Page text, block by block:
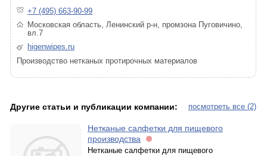
+7 (495) 663-90-99
Московская область, Ленинский р-н, промзона Пуговичино,
вл.7
higenwipes.ru
Производство нетканых протирочных материалов
посмотреть все (2)
Другие статьи и публикации компании:
Нетканые салфетки для пищевого
производства
Нетканые салфетки для пищевого